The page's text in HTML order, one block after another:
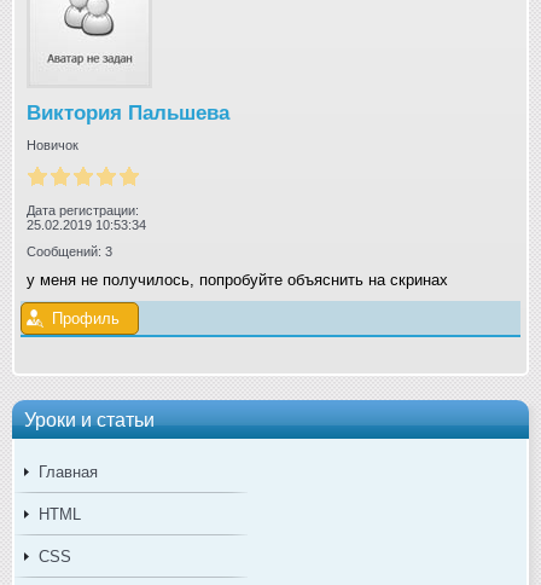
Уроки и статьи
Главная
HTML
CSS
Виктория Пальшева
Новичок
Дата регистрации:
25.02.2019 10:53:34
Сообщений: 3
у меня не получилось, попробуйте объяснить на скринах
Профиль